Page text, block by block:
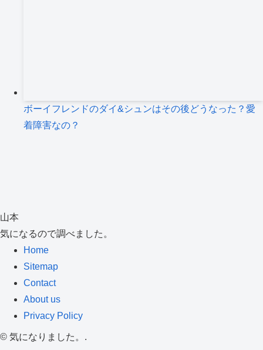
ボーイフレンドのダイ&シュンはその後どうなった？愛
着障害なの？
山本
気になるので調べました。
Home
Sitemap
Contact
About us
Privacy Policy
© 気になりました。.